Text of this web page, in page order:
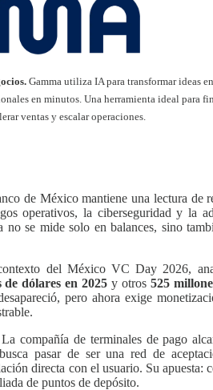
Gamma utiliza IA para transformar ideas
en minutos. Una herramienta ideal para
ventas y escalar operaciones.
de México mantiene una lectura de
operativos, la ciberseguridad y la
se mide solo en balances, sino
del México VC Day 2026,
de dólares en 2025 y otros 525
pero ahora exige
La compañía de terminales de pago
pasar de ser una red de
directa con el usuario. Su apuesta:
de puntos de depósito.